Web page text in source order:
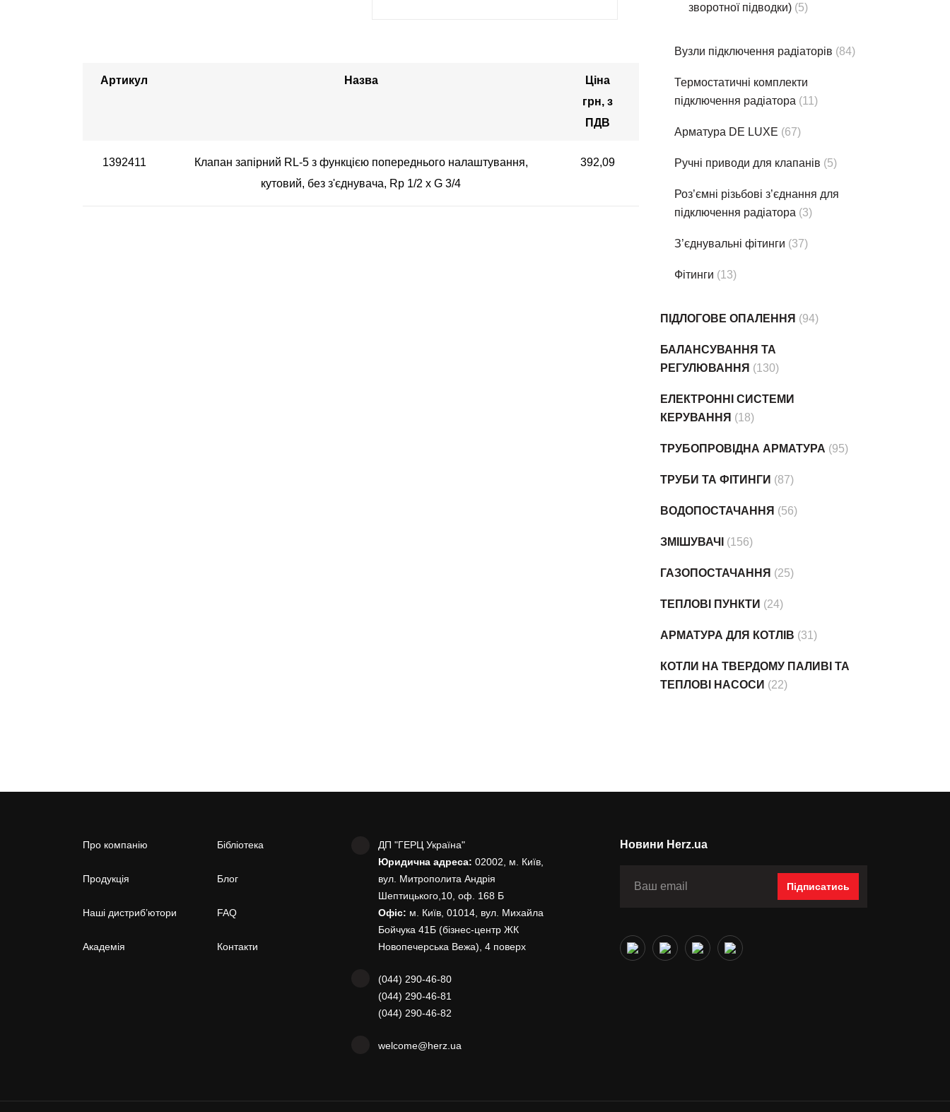
Артикул Назва
Ціна
грн, з
ПДВ
1392411
Клапан запірний RL-5 з функцією попереднього налаштування,
кутовий, без з'єднувача, Rp 1/2 x G 3/4
392,09
зворотної підводки) (5)
Вузли підключення радіаторів (84)
Термостатичнi комплекти
підключення радіатора (11)
Арматура DE LUXE (67)
Ручні приводи для клапанів (5)
Роз’ємні різьбові з’єднання для
підключення радіатора (3)
З’єднувальні фітинги (37)
Фітинги (13)
ПІДЛОГОВЕ ОПАЛЕННЯ (94)
БАЛАНСУВАННЯ ТА
РЕГУЛЮВАННЯ (130)
ЕЛЕКТРОННІ СИСТЕМИ
КЕРУВАННЯ (18)
ТРУБОПРОВІДНА АРМАТУРА (95)
ТРУБИ ТА ФІТИНГИ (87)
ВОДОПОСТАЧАННЯ (56)
ЗМІШУВАЧІ (156)
ГАЗОПОСТАЧАННЯ (25)
ТЕПЛОВІ ПУНКТИ (24)
АРМАТУРА ДЛЯ КОТЛІВ (31)
КОТЛИ НА ТВЕРДОМУ ПАЛИВІ ТА
ТЕПЛОВІ НАСОСИ (22)
Про компанію
Продукція
Наші дистриб’ютори
Академія
Бібліотека
Блог
FAQ
Контакти
ДП "ГЕРЦ Україна"
Юридична адреса: 02002, м. Київ,
вул. Митрополита Андрія
Шептицького,10, оф. 168 Б
Офіс: м. Київ, 01014, вул. Михайла
Бойчука 41Б (бізнес-центр ЖК
Новопечерська Вежа), 4 поверх
(044) 290-46-80
(044) 290-46-81
(044) 290-46-82
welcome@herz.ua
Новини Herz.ua
Підписатись